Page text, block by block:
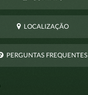
LOCALIZAÇÃO
PERGUNTAS FREQUENTES